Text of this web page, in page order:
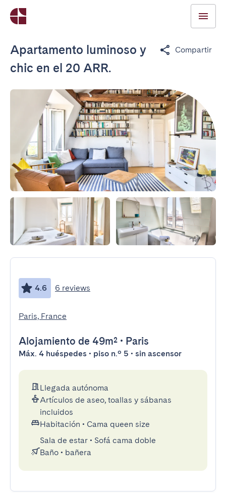
Apartamento luminoso y
chic en el 20 ARR.
Compartir
4.6 6 reviews
Paris, France
Alojamiento de 49m² • Paris
Máx. 4 huéspedes • piso n.º 5 • sin ascensor
Llegada autónoma
Artículos de aseo, toallas y sábanas
incluidos
Habitación • Cama queen size
Sala de estar • Sofá cama doble
Baño • bañera